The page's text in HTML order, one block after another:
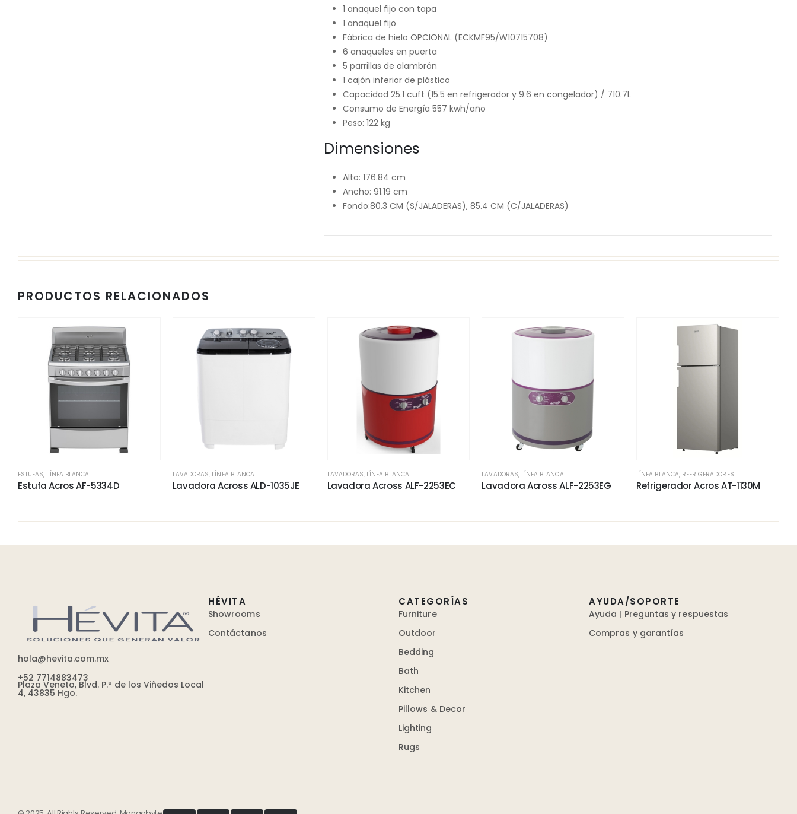
1 anaquel fijo con tapa
1 anaquel fijo
Fábrica de hielo OPCIONAL (ECKMF95/W10715708)
6 anaqueles en puerta
5 parrillas de alambrón
1 cajón inferior de plástico
Capacidad 25.1 cuft (15.5 en refrigerador y 9.6 en congelador) / 710.7L
Consumo de Energía 557 kwh/año
Peso: 122 kg
Dimensiones
Alto: 176.84 cm
Ancho: 91.19 cm
Fondo:80.3 CM (S/JALADERAS), 85.4 CM (C/JALADERAS)
PRODUCTOS RELACIONADOS
ESTUFAS, LÍNEA BLANCA
Estufa Acros AF-5334D
LAVADORAS, LÍNEA BLANCA
Lavadora Across ALD-1035JE
LAVADORAS, LÍNEA BLANCA
Lavadora Across ALF-2253EC
LAVADORAS, LÍNEA BLANCA
Lavadora Across ALF-2253EG
LÍNEA BLANCA, REFRIGERADORES
Refrigerador Acros AT-1130M
hola@hevita.com.mx
+52 7714883473
Plaza Veneto, Blvd. P.º de los Viñedos Local
4, 43835 Hgo.
HÉVITA
Showrooms
Contáctanos
CATEGORÍAS
Furniture
Outdoor
Bedding
Bath
Kitchen
Pillows & Decor
Lighting
Rugs
AYUDA/SOPORTE
Ayuda | Preguntas y respuestas
Compras y garantías